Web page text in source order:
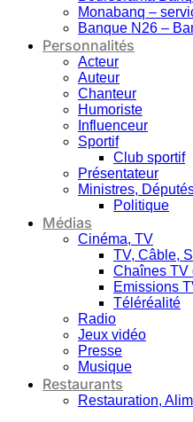
Monabanq –
Banque N26 –
Personnalités
Acteur
Auteur
Chanteur
Humoriste
Influenceur
Sportif
Club sportif
Présentateur
Ministres,
Politique
Médias
Cinéma, TV
TV, Câble,
Chaînes TV
Emissions
Téléréalité
Radio
Jeux vidéo
Presse
Musique
Restaurants
Restauration,